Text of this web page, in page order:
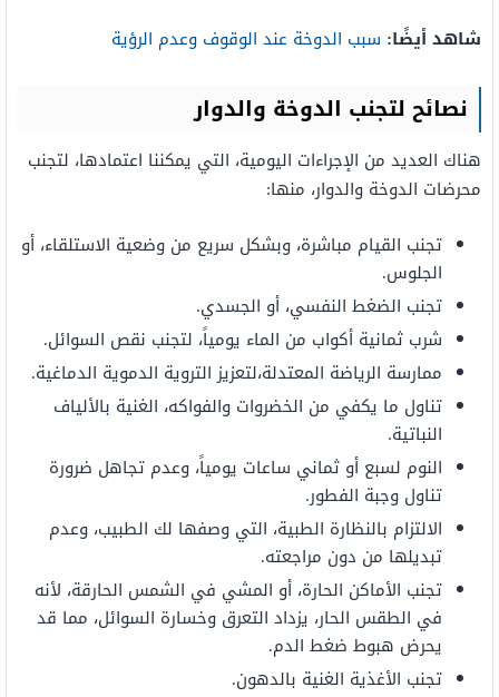
شاهد أيضًا: سبب الدوخة عند الوقوف وعدم الرؤية
نصائح لتجنب الدوخة والدوار
هناك العديد من الإجراءات اليومية، التي يمكننا اعتمادها، لتجنب
محرضات الدوخة والدوار، منها:
تجنب القيام مباشرة، وبشكل سريع من وضعية الاستلقاء، أو
الجلوس.
تجنب الضغط النفسي، أو الجسدي.
شرب ثمانية أكواب من الماء يومياً، لتجنب نقص السوائل.
ممارسة الرياضة المعتدلة،لتعزيز التروية الدموية الدماغية.
تناول ما يكفي من الخضروات والفواكه، الغنية بالألياف
النباتية.
النوم لسبع أو ثماني ساعات يومياً، وعدم تجاهل ضرورة
تناول وجبة الفطور.
الالتزام بالنظارة الطبية، التي وصفها لك الطبيب، وعدم
تبديلها من دون مراجعته.
تجنب الأماكن الحارة، أو المشي في الشمس الحارقة، لأنه
في الطقس الحار، يزداد التعرق وخسارة السوائل، مما قد
يحرض هبوط ضغط الدم.
تجنب الأغذية الغنية بالدهون.